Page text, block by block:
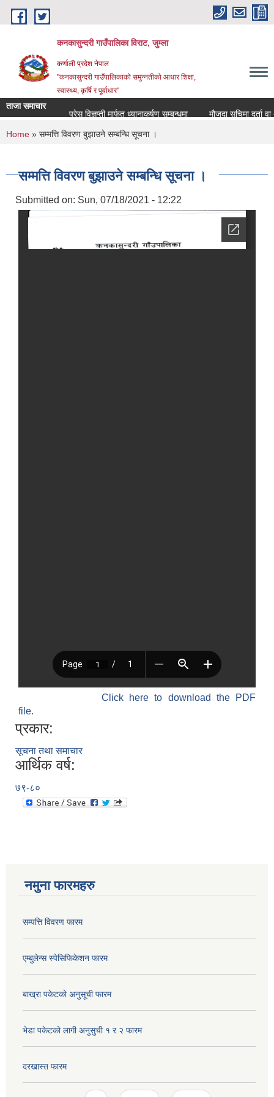
Skip to main content
कनकासुन्दरी गाउँपालिका विराट, जुम्ला
कर्णाली प्रदेश नेपाल
"कनकासुन्दरी गाउँपालिकाको समुन्नतीको आधार शिक्षा,
स्वास्थ्य, कृर्षि र पूर्वाधार"
ताजा समाचार
प्रेस विज्ञप्ती मार्फत ध्यानाकर्षण सम्बन्धमा
मौजुदा सुचिमा दर्ता वा
You are here
Home » सम्मत्ति विवरण बुझाउने सम्बन्धि सूचना ।
सम्मत्ति विवरण बुझाउने सम्बन्धि सूचना ।
Submitted on: Sun, 07/18/2021 - 12:22
Click here to download the PDF
file.
प्रकार:
सूचना तथा समाचार
आर्थिक वर्ष:
७९-८०
नमुना फारमहरु
सम्पत्ति विवरण फारम
एम्बुलेन्स स्पेसिफिकेशन फारम
बाख्रा पकेटको अनुसूची फारम
भेडा पकेटको लागी अनुसुची १ र २ फारम
दरखास्त फारम